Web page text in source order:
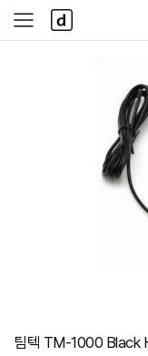
사
이
다
나
와
팀텍 TM-1000 Black